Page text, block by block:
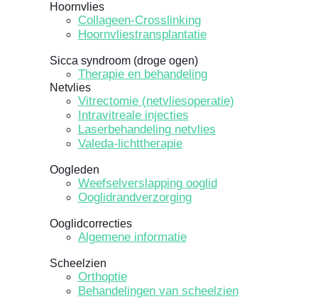
Hoornvlies
Collageen-Crosslinking
Hoornvliestransplantatie
Sicca syndroom (droge ogen)
Therapie en behandeling
Netvlies
Vitrectomie (netvliesoperatie)
Intravitreale injecties
Laserbehandeling netvlies
Valeda-lichttherapie
Oogleden
Weefselverslapping ooglid
Ooglidrandverzorging
Ooglidcorrecties
Algemene informatie
Scheelzien
Orthoptie
Behandelingen van scheelzien